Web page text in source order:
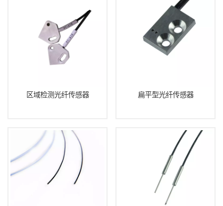
区域检测光纤传感器 扁平型光纤传感器